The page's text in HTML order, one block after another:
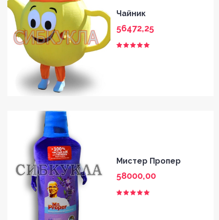
Чайник
56472,25
Мистер Пропер
58000,00